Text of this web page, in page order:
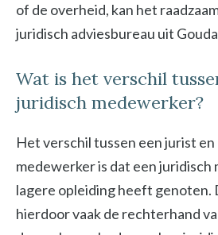
of de overheid, kan het
juridisch adviesbureau uit
Wat is het verschil
juridisch medewerker?
Het verschil tussen een jurist
medewerker is dat een juridisch
lagere opleiding heeft genoten.
hierdoor vaak de rechterhand